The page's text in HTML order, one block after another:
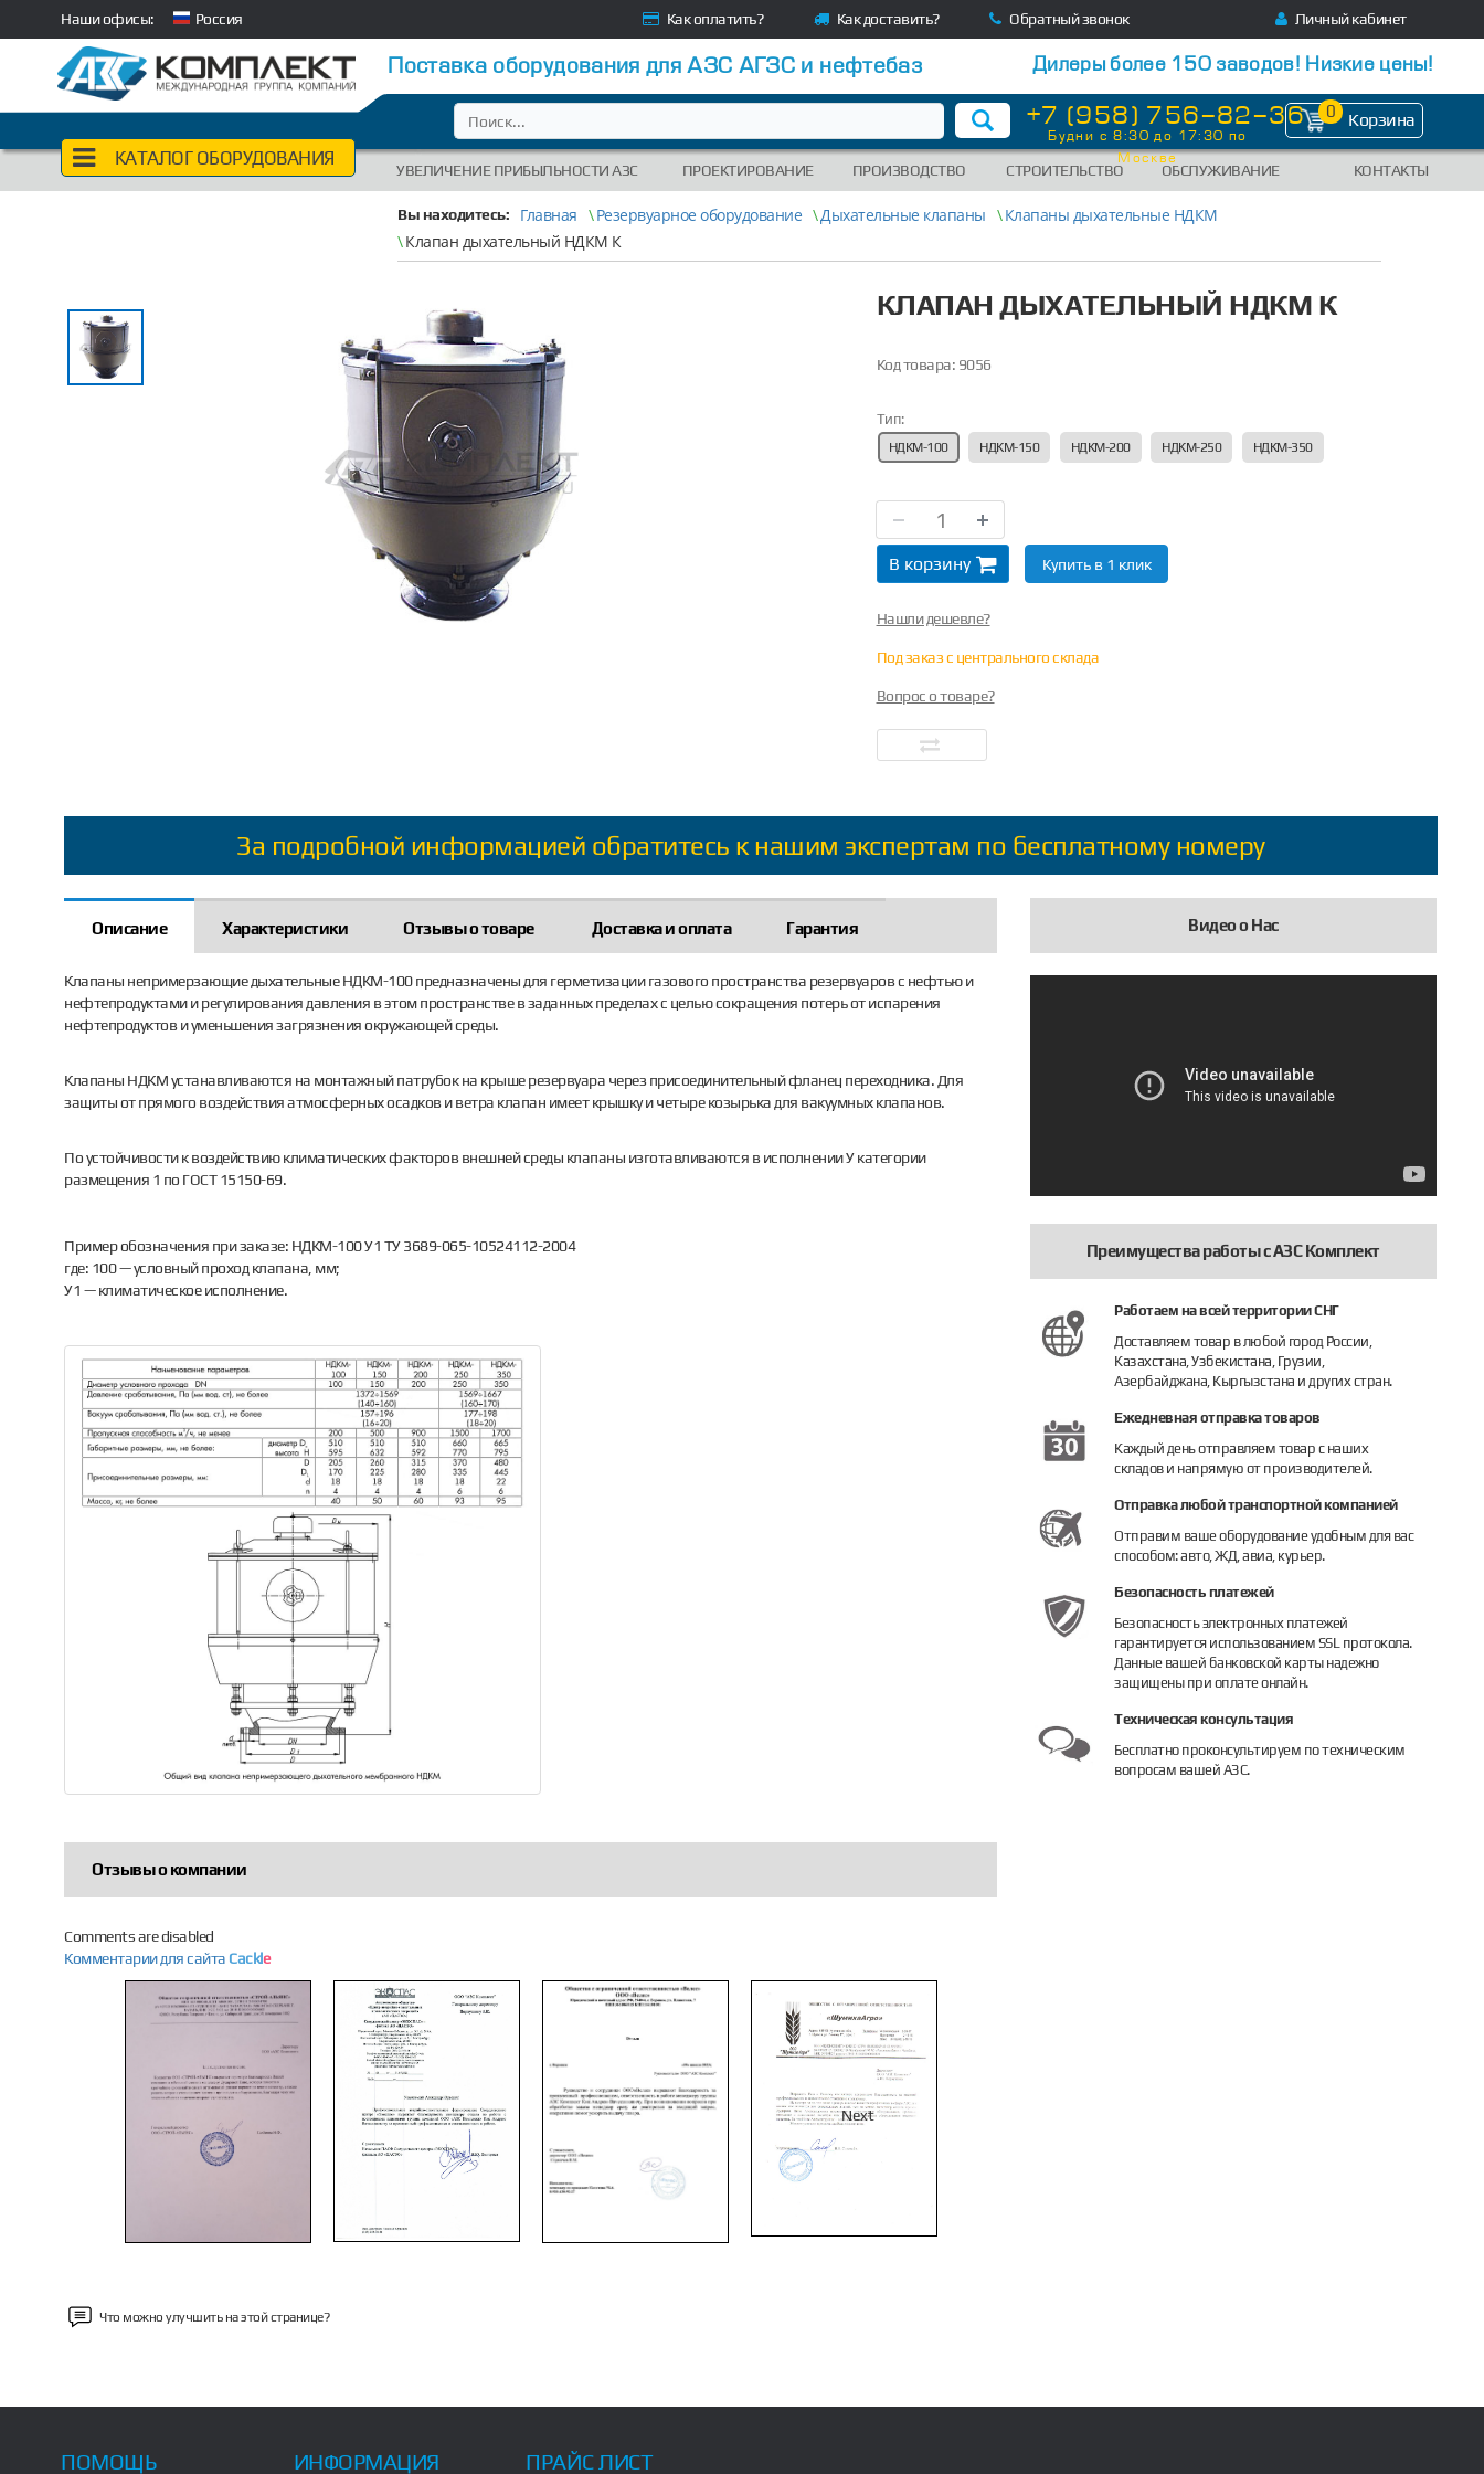
Наши офисы: Россия Как оплатить? Как доставить? Обратный звонок Личный кабинет
Поставка оборудования для АЗС АГЗС и нефтебаз Дилеры более 150 заводов! Низкие цены!
КАТАЛОГ ОБОРУДОВАНИЯ
+7 (958) 756-82-36
Будни с 8:30 до 17:30 по
Москве
0 Корзина
УВЕЛИЧЕНИЕ ПРИБЫЛЬНОСТИ АЗС ПРОЕКТИРОВАНИЕ ПРОИЗВОДСТВО СТРОИТЕЛЬСТВО ОБСЛУЖИВАНИЕ КОНТАКТЫ
Вы находитесь: Главная \Резервуарное оборудование \Дыхательные клапаны \Клапаны дыхательные НДКМ
\Клапан дыхательный НДКМ К
КЛАПАН ДЫХАТЕЛЬНЫЙ НДКМ К
Код товара: 9056
Тип:
НДКМ-100 НДКМ-150 НДКМ-200 НДКМ-250 НДКМ-350
В корзину Купить в 1 клик
Нашли дешевле?
Под заказ с центрального склада
Вопрос о товаре?
За подробной информацией обратитесь к нашим экспертам по бесплатному номеру
Описание Характеристики Отзывы о товаре Доставка и оплата Гарантия
Клапаны непримерзающие дыхательные НДКМ-100 предназначены для герметизации газового пространства резервуаров с нефтью и
нефтепродуктами и регулирования давления в этом пространстве в заданных пределах с целью сокращения потерь от испарения
нефтепродуктов и уменьшения загрязнения окружающей среды.
Клапаны НДКМ устанавливаются на монтажный патрубок на крыше резервуара через присоединительный фланец переходника. Для
защиты от прямого воздействия атмосферных осадков и ветра клапан имеет крышку и четыре козырька для вакуумных клапанов.
По устойчивости к воздействию климатических факторов внешней среды клапаны изготавливаются в исполнении У категории
размещения 1 по ГОСТ 15150-69.
Пример обозначения при заказе: НДКМ-100 У1 ТУ 3689-065-10524112-2004
где: 100 — условный проход клапана, мм;
У1 — климатическое исполнение.
Отзывы о компании
Comments are disabled
Комментарии для сайта Cackle
Next
Видео о Нас
Преимущества работы с АЗС Комплект
Работаем на всей территории СНГ
Доставляем товар в любой город России,
Казахстана, Узбекистана, Грузии,
Азербайджана, Кыргызстана и других стран.
Ежедневная отправка товаров
Каждый день отправляем товар с наших
складов и напрямую от производителей.
Отправка любой транспортной компанией
Отправим ваше оборудование удобным для вас
способом: авто, ЖД, авиа, курьер.
Безопасность платежей
Безопасность электронных платежей
гарантируется использованием SSL протокола.
Данные вашей банковской карты надежно
защищены при оплате онлайн.
Техническая консультация
Бесплатно проконсультируем по техническим
вопросам вашей АЗС.
Что можно улучшить на этой странице?
ПОМОЩЬ ИНФОРМАЦИЯ ПРАЙС ЛИСТ